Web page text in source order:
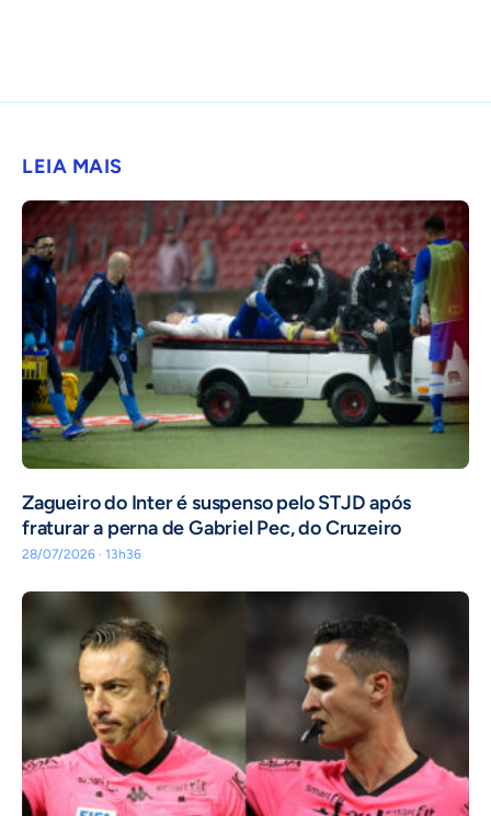
LEIA MAIS
Zagueiro do Inter é suspenso pelo STJD após
fraturar a perna de Gabriel Pec, do Cruzeiro
28/07/2026 · 13h36